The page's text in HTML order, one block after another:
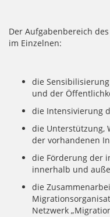
Der Aufgabenbereich
im Einzelnen:
die
und der
die Intensivierung
die Unterstützung,
der vorhandenen
die Förderung der
innerhalb und
die
Netzwerk